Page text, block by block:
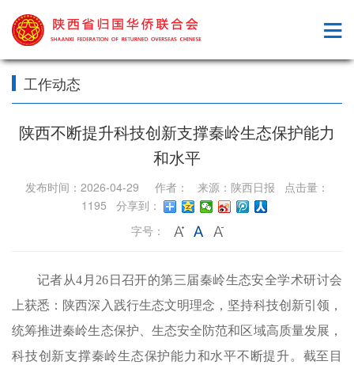
工作动态
陕西不断提升科技创新支撑秦岭生态保护能力
和水平
发布时间：2026-04-29 作者： 来源：陕西日报 点击量：
1195 分享到：
字号：
记者从4月26日召开的第三届秦岭生态安全学术研讨会
上获悉：陕西深入践行生态文明理念，坚持科技创新引领，
统筹推进秦岭生态保护、生态安全防范和区域高质量发展，
科技创新支撑秦岭生态保护能力和水平不断提升。截至目